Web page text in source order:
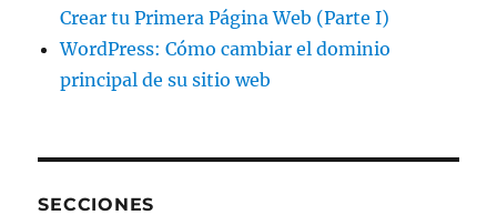
Crear tu Primera Página Web (Parte I)
WordPress: Cómo cambiar el dominio
principal de su sitio web
SECCIONES